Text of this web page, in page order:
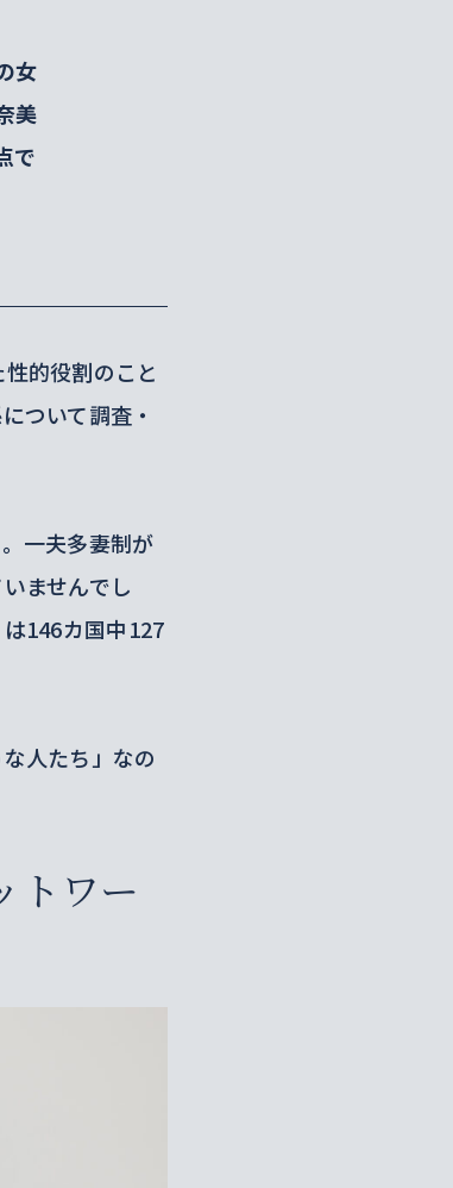
女
美
で
的役割のこと
ついて調査・
一夫多妻制が
ませんでし
146カ国中127
人たち」なの
トワー